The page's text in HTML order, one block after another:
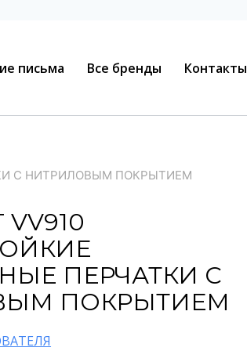
письма Все бренды Контакты
С НИТРИЛОВЫМ ПОКРЫТИЕМ
VV910
ПЕРЧАТКИ С
ПОКРЫТИЕМ